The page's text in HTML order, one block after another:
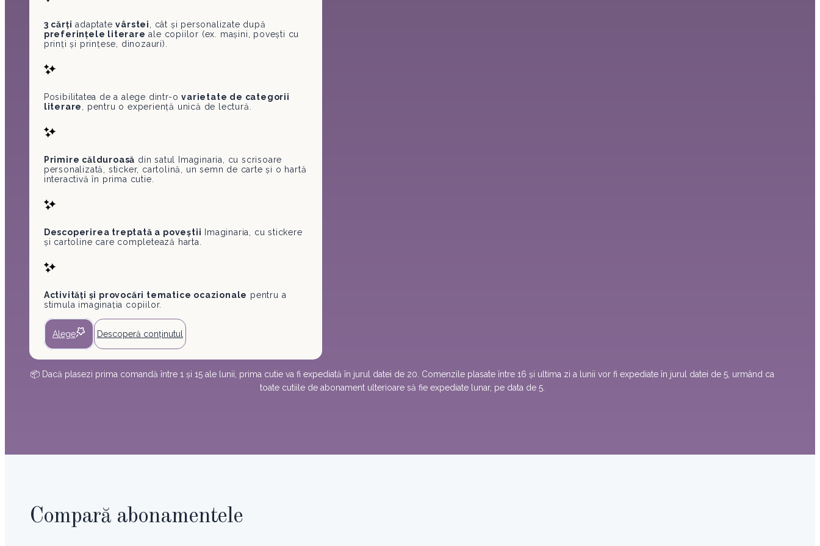
3 cărți adaptatevârstei, cât și personalizate după
preferințele literare ale copiilor (ex. mașini, povești cu
prinți și prințese, dinozauri).
Posibilitatea de a alege dintr-ovarietate de categorii
literare, pentru o experiență unică de lectură.
Primire călduroasă din satul Imaginaria, cu scrisoare
personalizată, sticker, cartolină, un semn de carte și o hartă
interactivă în prima cutie.
Descoperirea treptată a poveștii Imaginaria, cu stickere
și cartoline care completează harta.
Activități și provocări tematice ocazionale pentru a
stimula imaginația copiilor.
Alege Descoperă conținutul
📦 Dacă plasezi prima comandă între 1 și 15 ale lunii, prima cutie va fi expediată în jurul datei de 20. Comenzile plasate între 16 și ultima zi a lunii vor fi expediate în jurul datei de 5, urmând ca
toate cutiile de abonament ulterioare să fie expediate lunar, pe data de 5.
Compară abonamentele